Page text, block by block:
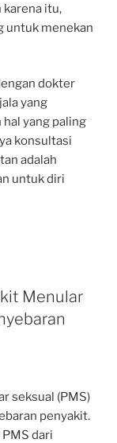
itu,
untuk menekan
dokter
yang
hal yang paling
konsultasi
adalah
untuk diri
Menular
seksual (PMS)
penyakit.
dari